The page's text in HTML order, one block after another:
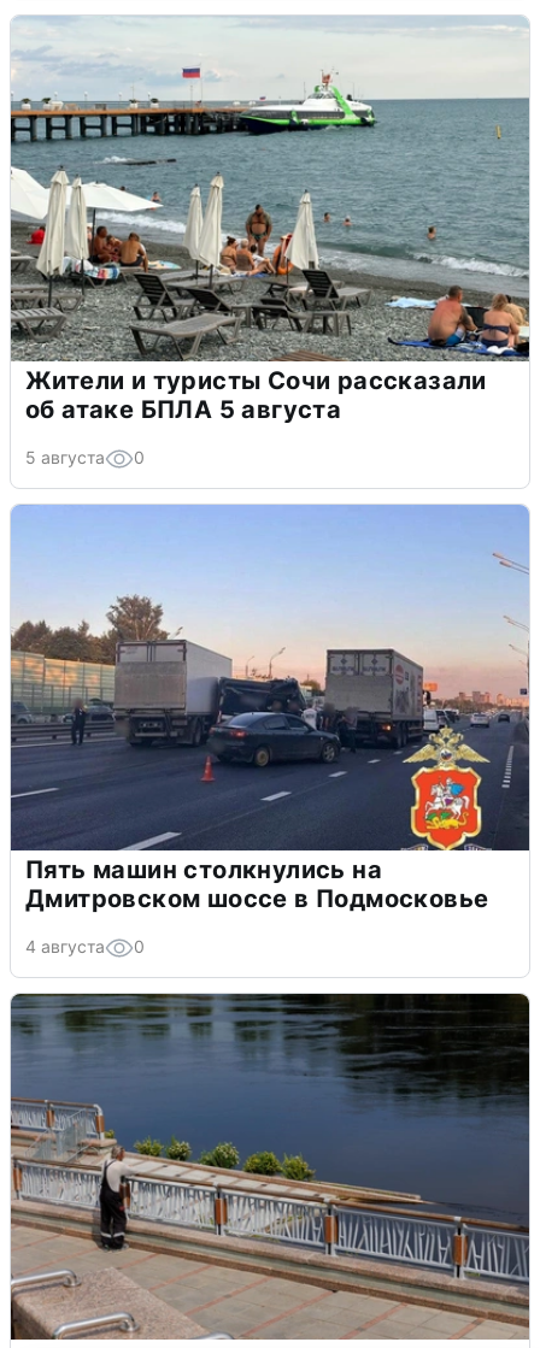
Жители и туристы Сочи рассказали
об атаке БПЛА 5 августа
5 августа 0
Пять машин столкнулись на
Дмитровском шоссе в Подмосковье
4 августа 0